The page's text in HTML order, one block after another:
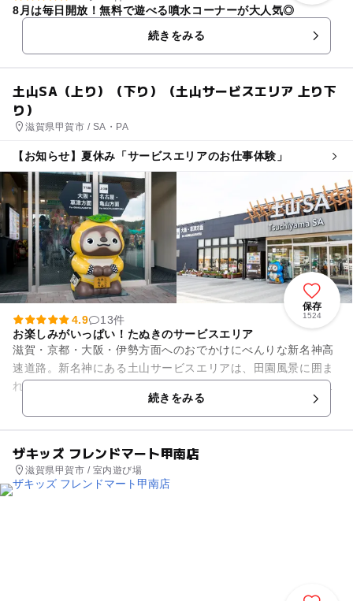
8月は毎日開放！無料で遊べる噴水コーナーが大人気◎
続きをみる
土山SA（上り）（下り）（土山サービスエリア 上り下
り）
滋賀県甲賀市 / SA・PA
【お知らせ】夏休み「サービスエリアのお仕事体験」
保存
1524
4.9
13件
お楽しみがいっぱい！たぬきのサービスエリア
滋賀・京都・大阪・伊勢方面へのおでかけにべんりな新名神高
速道路。新名神にある土山サービスエリアは、田園風景に囲ま
れた、鈴鹿峠の山麓に位置する上下線集約型サービスエリア。
たくさんのグルメやお土産も...続きをみる
ザキッズ フレンドマート甲南店
滋賀県甲賀市 / 室内遊び場